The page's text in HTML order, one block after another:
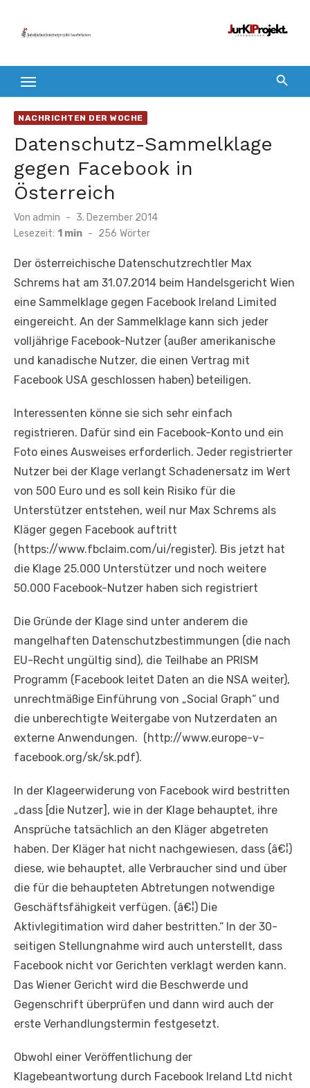
Inhalt
NACHRICHTEN DER WOCHE
Datenschutz-Sammelklage
gegen Facebook in
Österreich
Von admin
Veröffentlicht
am
3. Dezember 2014
Lesezeit: 1 min - 256 Wörter
Der österreichische Datenschutzrechtler Max
Schrems hat am 31.07.2014 beim Handelsgericht Wien
eine Sammelklage gegen Facebook Ireland Limited
eingereicht. An der Sammelklage kann sich jeder
volljährige Facebook-Nutzer (außer amerikanische
und kanadische Nutzer, die einen Vertrag mit
Facebook USA geschlossen haben) beteiligen.
Interessenten könne sie sich sehr einfach
registrieren. Dafür sind ein Facebook-Konto und ein
Foto eines Ausweises erforderlich. Jeder registrierter
Nutzer bei der Klage verlangt Schadenersatz im Wert
von 500 Euro und es soll kein Risiko für die
Unterstützer entstehen, weil nur Max Schrems als
Kläger gegen Facebook auftritt
(https://www.fbclaim.com/ui/register). Bis jetzt hat
die Klage 25.000 Unterstützer und noch weitere
50.000 Facebook-Nutzer haben sich registriert
Die Gründe der Klage sind unter anderem die
mangelhaften Datenschutzbestimmungen (die nach
EU-Recht ungültig sind), die Teilhabe an PRISM
Programm (Facebook leitet Daten an die NSA weiter),
unrechtmäßige Einführung von „Social Graph“ und
die unberechtigte Weitergabe von Nutzerdaten an
externe Anwendungen. (http://www.europe-v-
facebook.org/sk/sk.pdf).
In der Klageerwiderung von Facebook wird bestritten
„dass [die Nutzer], wie in der Klage behauptet, ihre
Ansprüche tatsächlich an den Kläger abgetreten
haben. Der Kläger hat nicht nachgewiesen, dass (â€¦)
diese, wie behauptet, alle Verbraucher sind und über
die für die behaupteten Abtretungen notwendige
Geschäftsfähigkeit verfügen. (â€¦) Die
Aktivlegitimation wird daher bestritten.“ In der 30-
seitigen Stellungnahme wird auch unterstellt, dass
Facebook nicht vor Gerichten verklagt werden kann.
Das Wiener Gericht wird die Beschwerde und
Gegenschrift überprüfen und dann wird auch der
erste Verhandlungstermin festgesetzt.
Obwohl einer Veröffentlichung der
Klagebeantwortung durch Facebook Ireland Ltd nicht